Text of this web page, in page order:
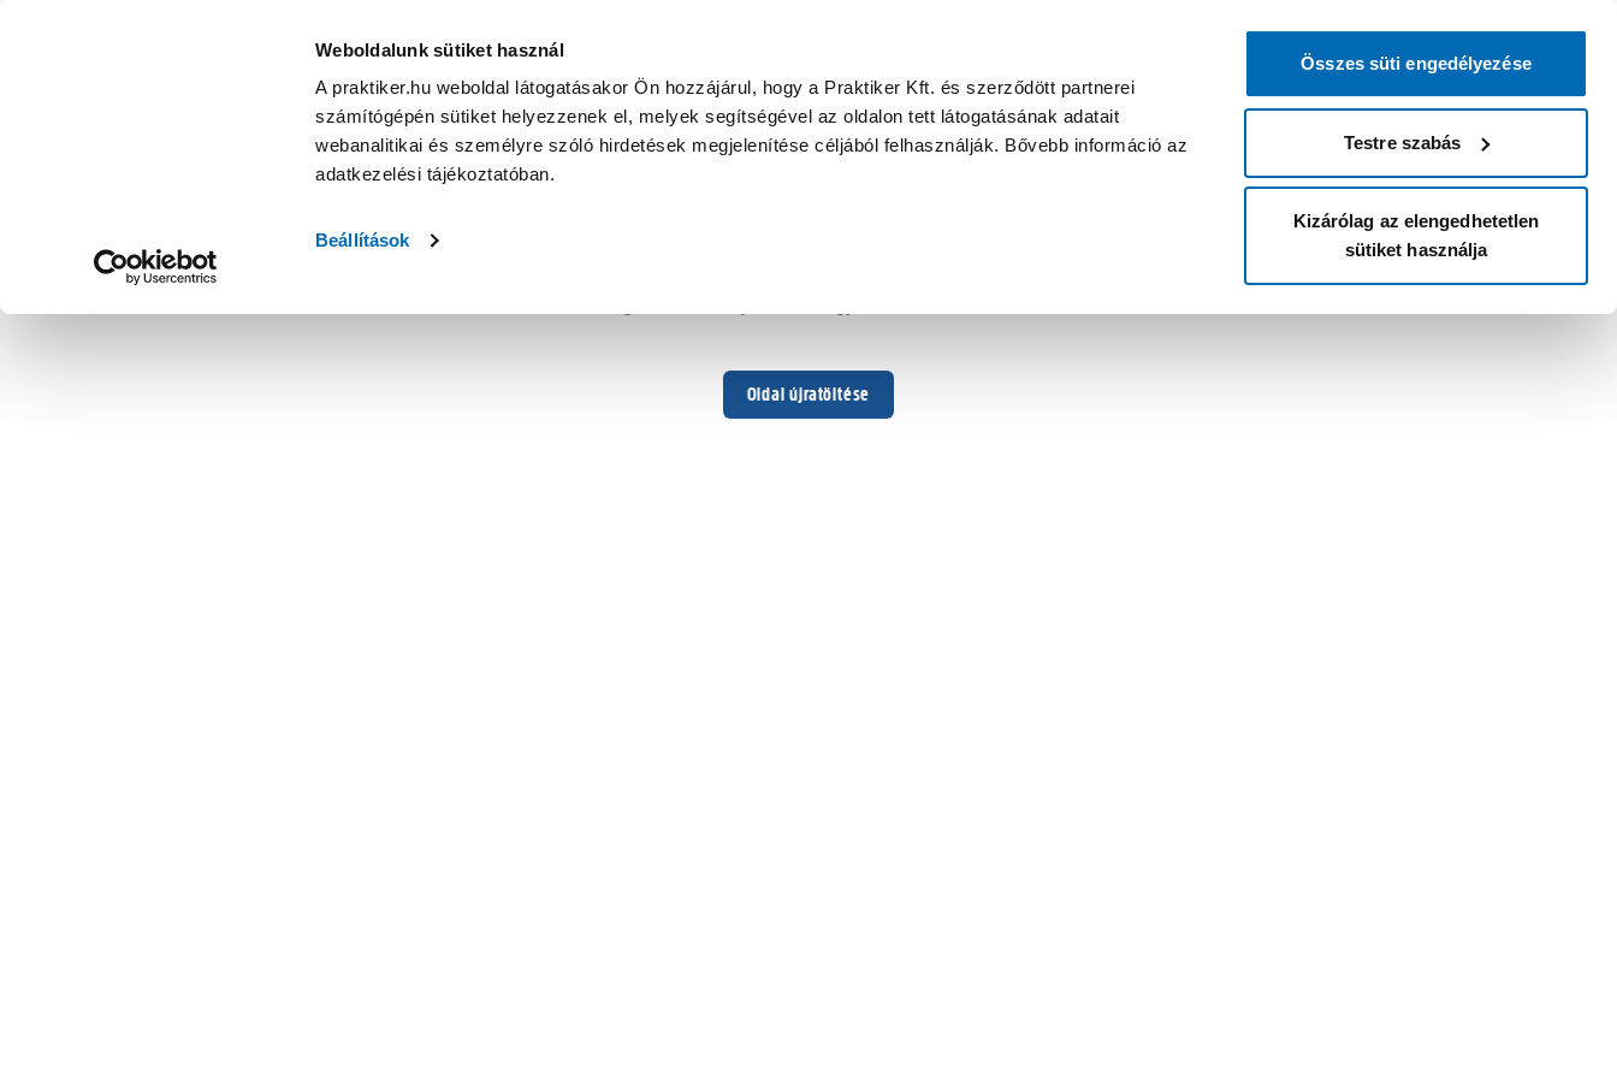
Weboldalunk sütiket használ
A praktiker.hu weboldal látogatásakor Ön hozzájárul, hogy a Praktiker Kft. és szerződött partnerei
számítógépén sütiket helyezzenek el, melyek segítségével az oldalon tett látogatásának adatait
webanalitikai és személyre szóló hirdetések megjelenítése céljából felhasználják. Bővebb információ az
adatkezelési tájékoztatóban.
Beállítások
Összes süti engedélyezése
Testre szabás
Kizárólag az elengedhetetlen
sütiket használja
Oldal újratöltése